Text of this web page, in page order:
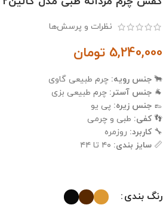
نظرات و پرسش‌ها
5,240,000 تومان
🐂 جنس رویه: چرم طبیعی گاوی
🐐 جنس آستر: چرم طبیعی بزی
👞 جنس زیره: پی یو
👣کفی: طبی و چرمی
🔧کاربرد: روزمره
📏 سایز بندی: ۴۰ تا ۴۴
رنگ بندی